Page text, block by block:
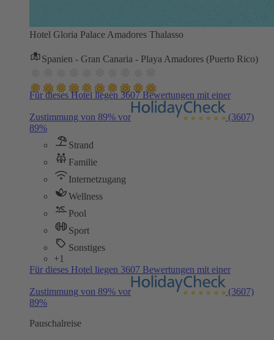
Hotel Gloria Palace Amadores Thalasso
Spanien - Gran Canaria - Playa Amadores (Puerto Rico)
Für dieses Hotel liegen 3607 Bewertungen mit einer
Zustimmung von 89% vor
(3607)
89%
Strand
Familie
Internetzugang
Wellness
Pool
Sport
Sonstiges
+1
Für dieses Hotel liegen 3607 Bewertungen mit einer
Zustimmung von 89% vor
(3607)
89%
Pauschalreise